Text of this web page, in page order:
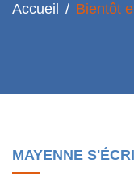
Accueil Bientôt
MAYENNE